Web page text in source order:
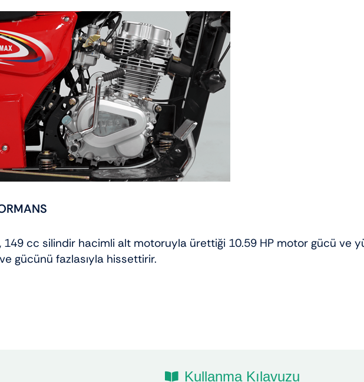
149 cc silindir hacimli alt motoruyla ürettiği 10.59 HP motor gücü ve
gücünü fazlasıyla hissettirir.
Kullanma Kılavuzu